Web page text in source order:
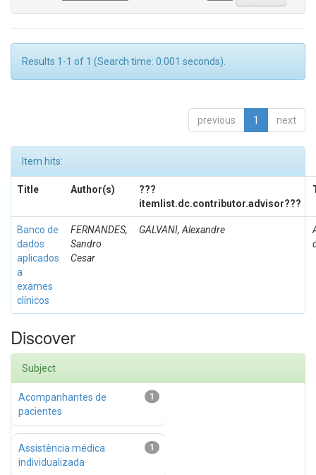
Results 1-1 of 1 (Search time: 0.001 seconds).
previous 1 next
Item hits:
Title Author(s)
???
itemlist.dc.contributor.advisor???
Banco de
dados
aplicados
a
exames
clínicos
FERNANDES,
Sandro
Cesar
GALVANI, Alexandre
Discover
Subject
1
Acompanhantes de
pacientes
1
Assistência médica
individualizada